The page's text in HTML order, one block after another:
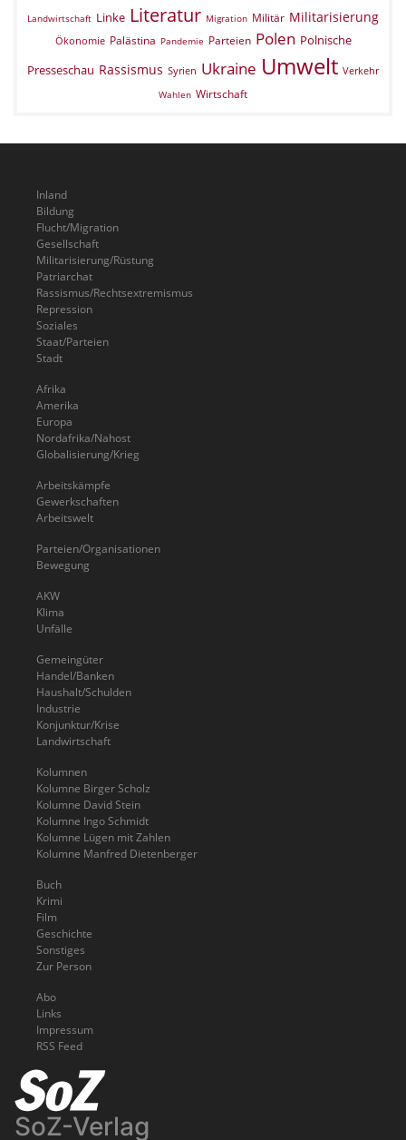
Landwirtschaft Linke Literatur Migration Militär Militarisierung
Ökonomie Palästina Pandemie Parteien Polen Polnische
Presseschau Rassismus Syrien Ukraine Umwelt Verkehr
Wahlen Wirtschaft
Inland
Bildung
Flucht/Migration
Gesellschaft
Militarisierung/Rüstung
Patriarchat
Rassismus/Rechtsextremismus
Repression
Soziales
Staat/Parteien
Stadt
Afrika
Amerika
Europa
Nordafrika/Nahost
Globalisierung/Krieg
Arbeitskämpfe
Gewerkschaften
Arbeitswelt
Parteien/Organisationen
Bewegung
AKW
Klima
Unfälle
Gemeingüter
Handel/Banken
Haushalt/Schulden
Industrie
Konjunktur/Krise
Landwirtschaft
Kolumnen
Kolumne Birger Scholz
Kolumne David Stein
Kolumne Ingo Schmidt
Kolumne Lügen mit Zahlen
Kolumne Manfred Dietenberger
Buch
Krimi
Film
Geschichte
Sonstiges
Zur Person
Abo
Links
Impressum
RSS Feed
SoZ-Verlag